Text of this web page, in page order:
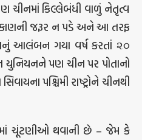
ચીનમાં કિલ્લેબંધી વાળું નેતૃત્વ
જરૂર ન પડે અને આ તરફ
આલંબન ગયા વર્ષ કરતાં ૨૦
યુનિયનને પણ ચીન પર પોતાનો
પશ્ચિમી રાષ્ટ્રોને ચીનથી
ચૂંટણીઓ થવાની છે – જેમ કે